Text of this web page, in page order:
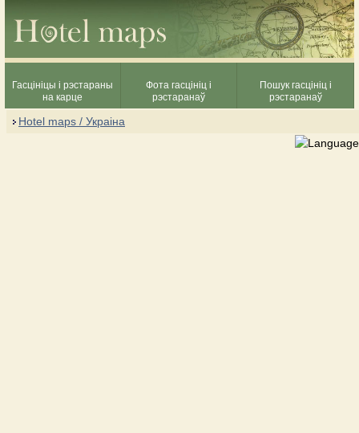
Гасцініцы і рэстараны
на карце
Фота гасцініц і
рэстаранаў
Пошук гасцініц і
рэстаранаў
Hotel maps / Украіна